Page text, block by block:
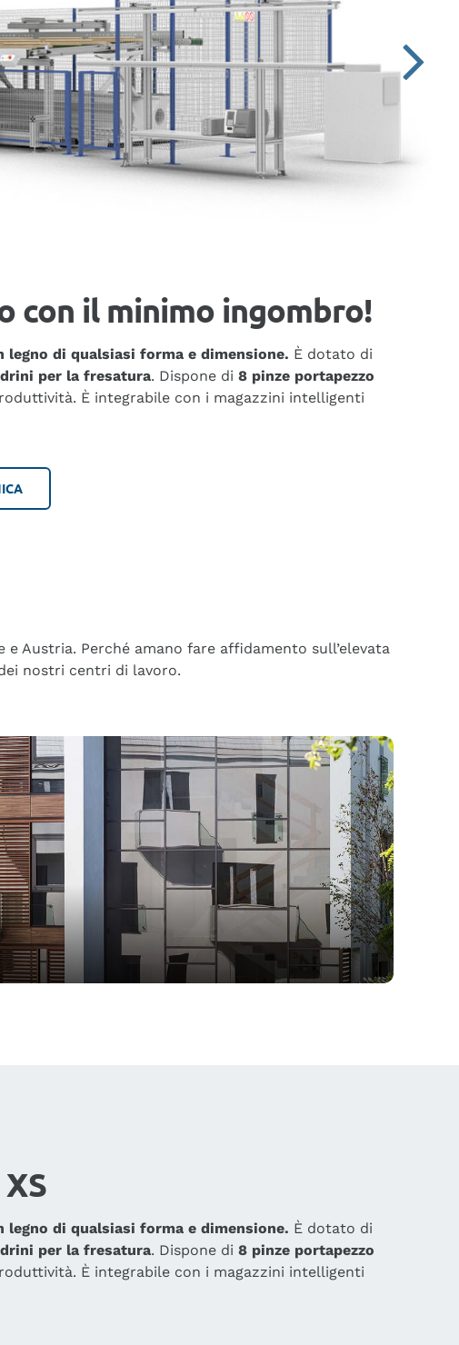
con il minimo ingombro!
di qualsiasi forma e dimensione. È dotato di
per la fresatura. Dispone di 8 pinze portapezzo
È integrabile con i magazzini intelligenti
Austria. Perché amano fare affidamento sull’elevata
nostri centri di lavoro.
di qualsiasi forma e dimensione. È dotato di
per la fresatura. Dispone di 8 pinze portapezzo
È integrabile con i magazzini intelligenti